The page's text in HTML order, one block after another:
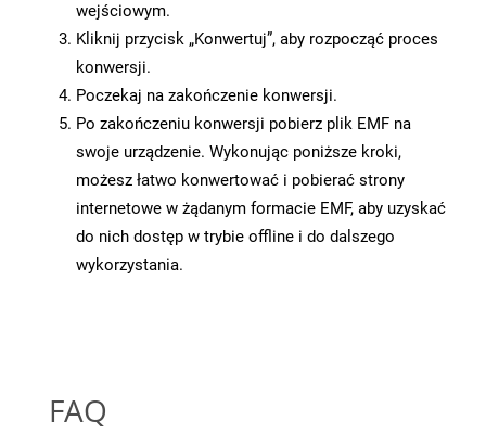
wejściowym.
Kliknij przycisk „Konwertuj”, aby rozpocząć proces
konwersji.
Poczekaj na zakończenie konwersji.
Po zakończeniu konwersji pobierz plik EMF na
swoje urządzenie. Wykonując poniższe kroki,
możesz łatwo konwertować i pobierać strony
internetowe w żądanym formacie EMF, aby uzyskać
do nich dostęp w trybie offline i do dalszego
wykorzystania.
FAQ